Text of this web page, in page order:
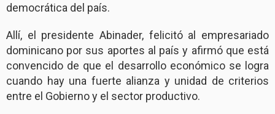
democrática del país.
Allí, el presidente Abinader, felicitó al empresariado
dominicano por sus aportes al país y afirmó que está
convencido de que el desarrollo económico se logra
cuando hay una fuerte alianza y unidad de criterios
entre el Gobierno y el sector productivo.